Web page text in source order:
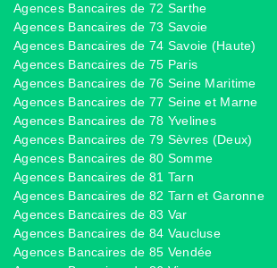
Agences Bancaires de 72 Sarthe
Agences Bancaires de 73 Savoie
Agences Bancaires de 74 Savoie (Haute)
Agences Bancaires de 75 Paris
Agences Bancaires de 76 Seine Maritime
Agences Bancaires de 77 Seine et Marne
Agences Bancaires de 78 Yvelines
Agences Bancaires de 79 Sèvres (Deux)
Agences Bancaires de 80 Somme
Agences Bancaires de 81 Tarn
Agences Bancaires de 82 Tarn et Garonne
Agences Bancaires de 83 Var
Agences Bancaires de 84 Vaucluse
Agences Bancaires de 85 Vendée